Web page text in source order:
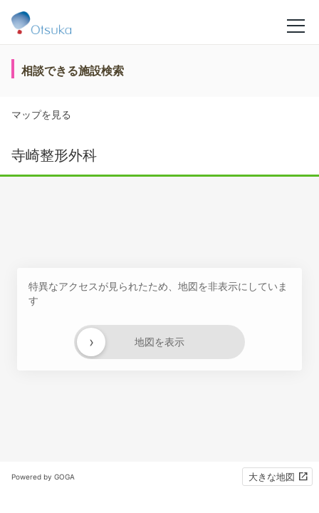
相談できる施設検索
マップを見る
寺崎整形外科
特異なアクセスが見られたため、地図を非表示にしていま
す
地図を表示
›
Powered by GOGA 大きな地図